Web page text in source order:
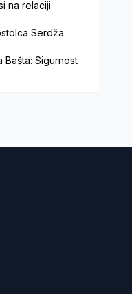
na relaciji
Serdža
Bašta: Sigurnost